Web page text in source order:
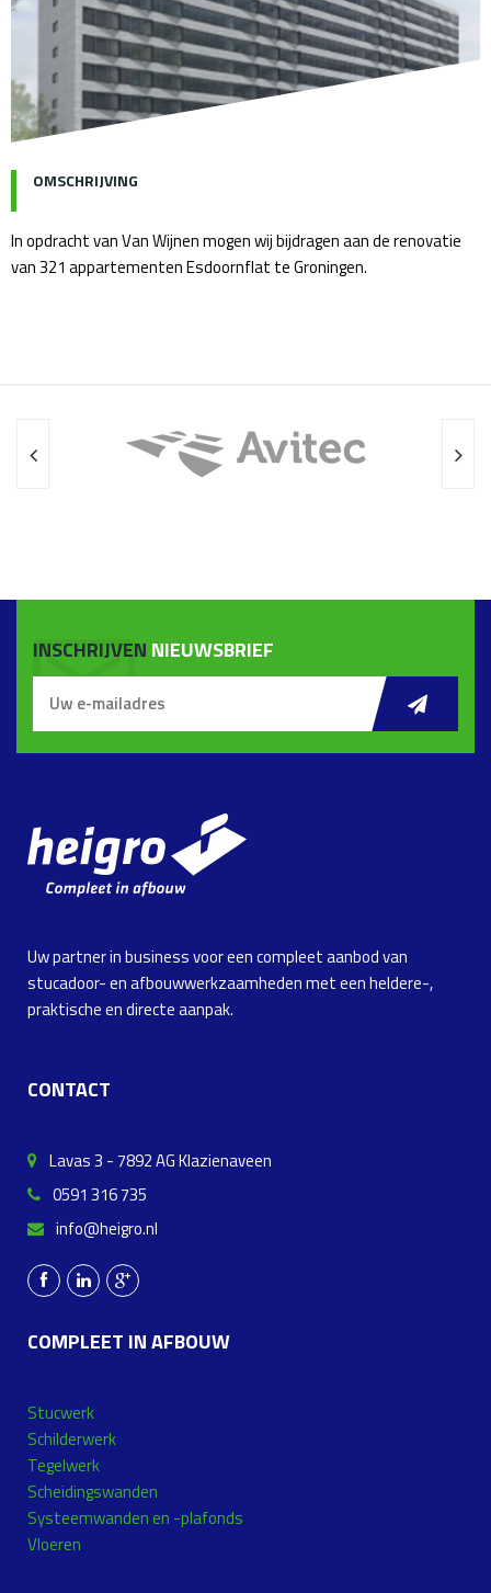
OMSCHRIJVING
In opdracht van Van Wijnen mogen wij bijdragen aan de renovatie
van 321 appartementen Esdoornflat te Groningen.
INSCHRIJVEN NIEUWSBRIEF
Uw partner in business voor een compleet aanbod van
stucadoor- en afbouwwerkzaamheden met een heldere-,
praktische en directe aanpak.
CONTACT
Lavas 3 - 7892 AG Klazienaveen
0591 316 735
info@heigro.nl
COMPLEET IN AFBOUW
Stucwerk
Schilderwerk
Tegelwerk
Scheidingswanden
Systeemwanden en -plafonds
Vloeren